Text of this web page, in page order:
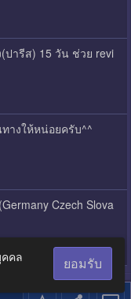
ปารีส) 15 วัน ช่วย revi
างให้หน่อยครับ^^
Czech Slova
คล
ยอมรับ